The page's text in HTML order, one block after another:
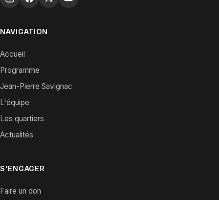
NAVIGATION
Accueil
Programme
Jean-Pierre Savignac
L'équipe
Les quartiers
Actualités
S'ENGAGER
Faire un don